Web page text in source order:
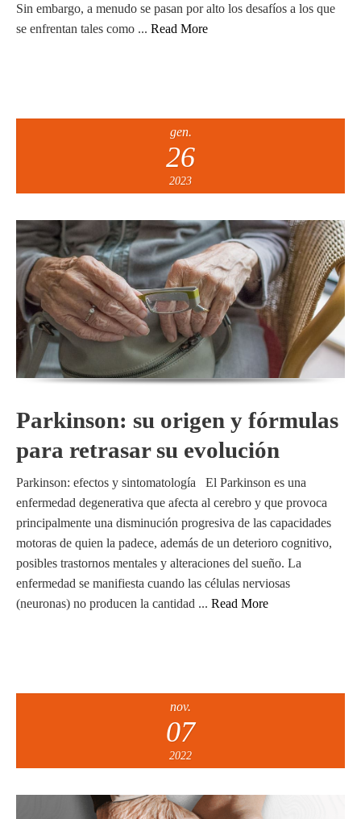
Sin embargo, a menudo se pasan por alto los desafíos a los que
se enfrentan tales como ... Read More
gen.
26
2023
Parkinson: su origen y fórmulas
para retrasar su evolución
Parkinson: efectos y sintomatología El Parkinson es una
enfermedad degenerativa que afecta al cerebro y que provoca
principalmente una disminución progresiva de las capacidades
motoras de quien la padece, además de un deterioro cognitivo,
posibles trastornos mentales y alteraciones del sueño. La
enfermedad se manifiesta cuando las células nerviosas
(neuronas) no producen la cantidad ... Read More
nov.
07
2022